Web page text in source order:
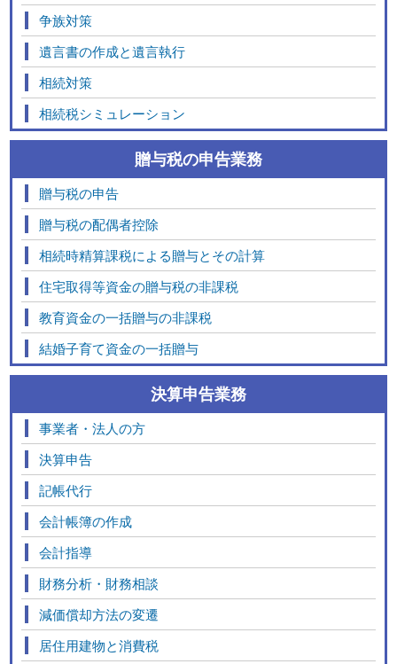
争族対策
遺言書の作成と遺言執行
相続対策
相続税シミュレーション
贈与税の申告業務
贈与税の申告
贈与税の配偶者控除
相続時精算課税による贈与とその計算
住宅取得等資金の贈与税の非課税
教育資金の一括贈与の非課税
結婚子育て資金の一括贈与
決算申告業務
事業者・法人の方
決算申告
記帳代行
会計帳簿の作成
会計指導
財務分析・財務相談
減価償却方法の変遷
居住用建物と消費税